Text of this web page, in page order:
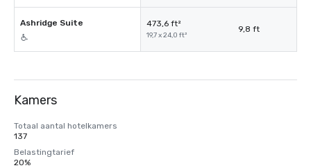
Ashridge Suite 473,6 ft²
19,7 x 24,0 ft²
9,8 ft
Kamers
Totaal aantal hotelkamers
137
Belastingtarief
20%